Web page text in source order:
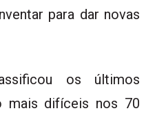
para dar novas
os últimos
mais difíceis nos 70